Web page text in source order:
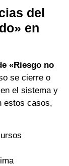
del
en
«Riesgo no
se cierre o
el sistema y
estos casos,